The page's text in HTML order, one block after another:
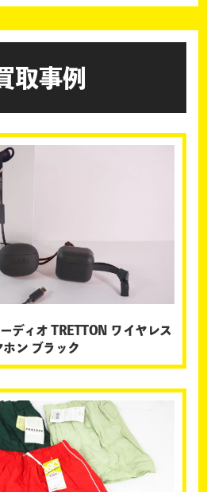
取事例
ディオ TRETTON ワイヤレス
ホン ブラック